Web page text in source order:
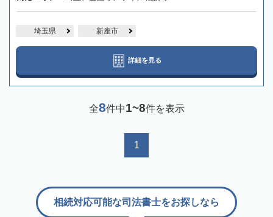
埼玉県 新座市
詳細を見る
全8件中1~8件を表示
1
相続対応可能な司法書士をお探しなら